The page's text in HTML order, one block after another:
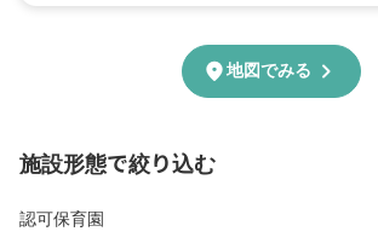
location_on地図でみる chevron_right
施設形態で絞り込む
認可保育園